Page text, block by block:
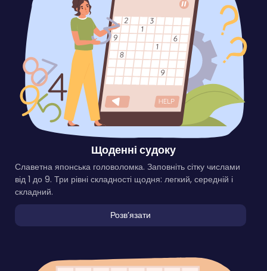
Щоденні судоку
Славетна японська головоломка. Заповніть сітку числами
від 1 до 9. Три рівні складності щодня: легкий, середній і
складний.
Розвʼязати